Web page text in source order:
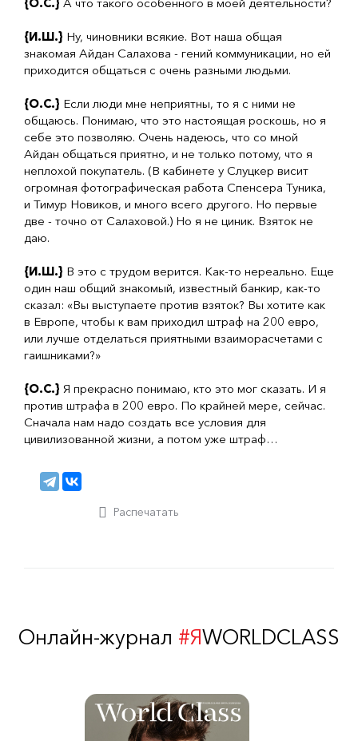
{О.С.} А что такого особенного в моей деятельности?
{И.Ш.} Ну, чиновники всякие. Вот наша общая
знакомая Айдан Салахова - гений коммуникации, но ей
приходится общаться с очень разными людьми.
{О.С.} Если люди мне неприятны, то я с ними не
общаюсь. Понимаю, что это настоящая роскошь, но я
себе это позволяю. Очень надеюсь, что со мной
Айдан общаться приятно, и не только потому, что я
неплохой покупатель. (В кабинете у Слуцкер висит
огромная фотографическая работа Спенсера Туника,
и Тимур Новиков, и много всего другого. Но первые
две - точно от Салаховой.) Но я не циник. Взяток не
даю.
{И.Ш.} В это с трудом верится. Как-то нереально. Еще
один наш общий знакомый, известный банкир, как-то
сказал: «Вы выступаете против взяток? Вы хотите как
в Европе, чтобы к вам приходил штраф на 200 евро,
или лучше отделаться приятными взаиморасчетами с
гаишниками?»
{О.С.} Я прекрасно понимаю, кто это мог сказать. И я
против штрафа в 200 евро. По крайней мере, сейчас.
Сначала нам надо создать все условия для
цивилизованной жизни, а потом уже штраф…
Распечатать
Онлайн-журнал #ЯWORLDCLASS